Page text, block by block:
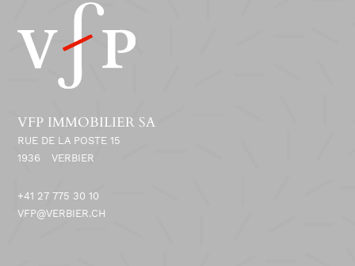
VFP IMMOBILIER SA
RUE DE LA POSTE 15
1936
VERBIER
+41 27 775 30 10
VFP@VERBIER.CH